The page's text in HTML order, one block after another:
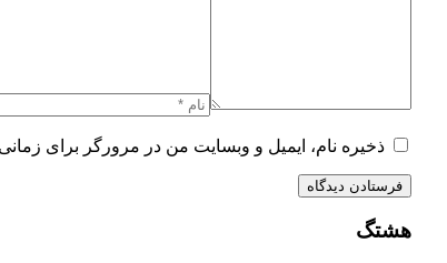
ذخیره نام، ایمیل و وبسایت من در مرورگر برای
هشتگ